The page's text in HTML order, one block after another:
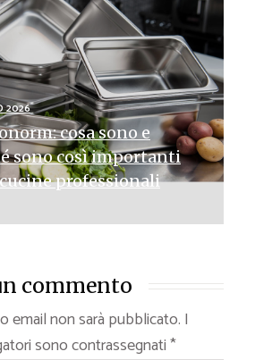
2026
cosa sono e
sono così importanti
professionali
commento
email non sarà pubblicato. I
sono contrassegnati*